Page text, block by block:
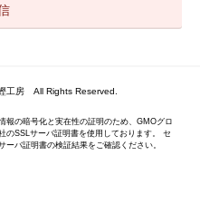
工房 All Rights Reserved.
報の暗号化と実在性の証明のため、GMOグロ
のSSLサーバ証明書を使用しております。 セ
ーバ証明書の検証結果をご確認ください。